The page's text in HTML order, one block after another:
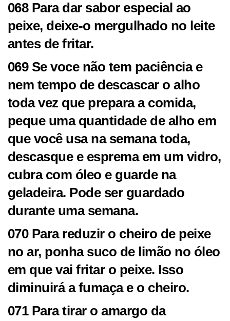
068 Para dar sabor especial ao
peixe, deixe-o mergulhado no leite
antes de fritar.
069 Se voce não tem paciência e
nem tempo de descascar o alho
toda vez que prepara a comida,
peque uma quantidade de alho em
que você usa na semana toda,
descasque e esprema em um vidro,
cubra com óleo e guarde na
geladeira. Pode ser guardado
durante uma semana.
070 Para reduzir o cheiro de peixe
no ar, ponha suco de limão no óleo
em que vai fritar o peixe. Isso
diminuirá a fumaça e o cheiro.
071 Para tirar o amargo da